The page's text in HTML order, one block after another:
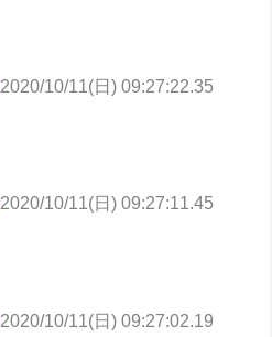
2020/10/11(日) 09:27:22.35
2020/10/11(日) 09:27:11.45
2020/10/11(日) 09:27:02.19